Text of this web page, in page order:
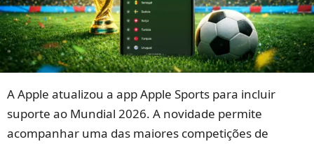
A Apple atualizou a app Apple Sports para incluir
suporte ao Mundial 2026. A novidade permite
acompanhar uma das maiores competições de